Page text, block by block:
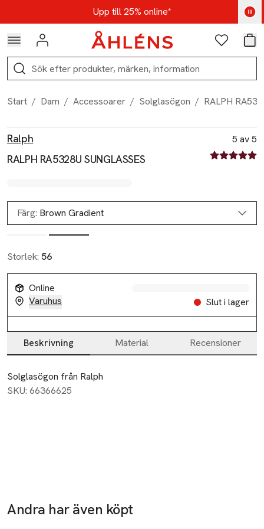
Hoppa till navigationsmenynUpp till 25% online*
Kod: AUG25 - Shoppa nu
Logga in Favoriter
Sök
Start / Dam / Accessoarer / Solglasögon / RALPH
Ralph
RALPH RA5328U SUNGLASSES
5 av 5
5 av fem
Färg: Brown Gradient
Storlek: 56
Online
Varuhus
Slut i lager
Beskrivning Material Recensioner
Beskrivning
Solglasögon från Ralph
SKU: 66366625
Andra har även köpt
-25%